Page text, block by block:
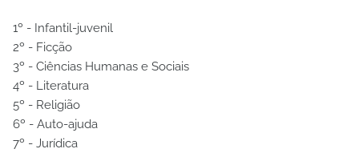
1º - Infantil-juvenil
2º - Ficção
3º - Ciências Humanas e Sociais
4º - Literatura
5º - Religião
6º - Auto-ajuda
7º - Jurídica